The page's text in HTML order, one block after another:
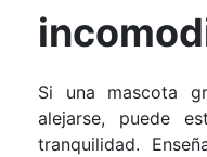
Si una mascota
alejarse, puede
tranquilidad.